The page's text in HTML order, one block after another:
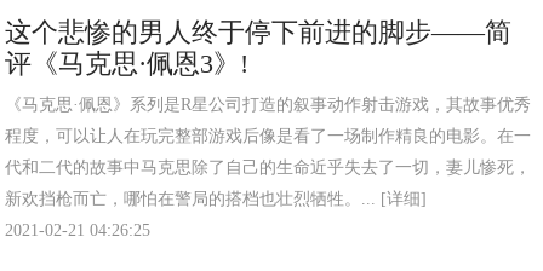
这个悲惨的男人终于停下前进的脚步——简
评《马克思·佩恩3》!
《马克思·佩恩》系列是R星公司打造的叙事动作射击游戏，其故事优秀
程度，可以让人在玩完整部游戏后像是看了一场制作精良的电影。在一
代和二代的故事中马克思除了自己的生命近乎失去了一切，妻儿惨死，
新欢挡枪而亡，哪怕在警局的搭档也壮烈牺牲。... [详细]
2021-02-21 04:26:25